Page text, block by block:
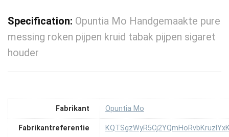
Specification: Opuntia Mo Handgemaakte pure
messing roken pijpen kruid tabak pijpen sigaret
houder
Fabrikant ‎Opuntia Mo
Fabrikantreferentie